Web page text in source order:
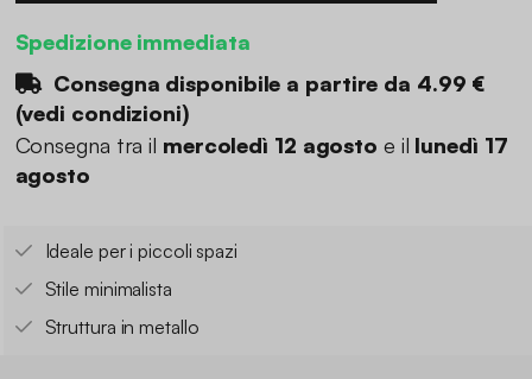
Spedizione immediata
Consegna disponibile a partire da 4.99 €
(vedi condizioni)
Consegna tra il mercoledì 12 agosto e il lunedì 17
agosto
Ideale per i piccoli spazi
Stile minimalista
Struttura in metallo